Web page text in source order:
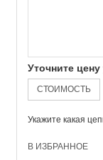
Уточните
СТОИМОСТЬ
Укажите какая
В ИЗБРАННОЕ